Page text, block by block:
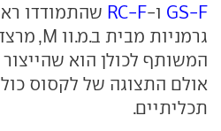
GS-F ו-RC-F שהתמודדו
המשותף לכולן הוא
אולם התצוגה של לקסוס
תכליתיים.